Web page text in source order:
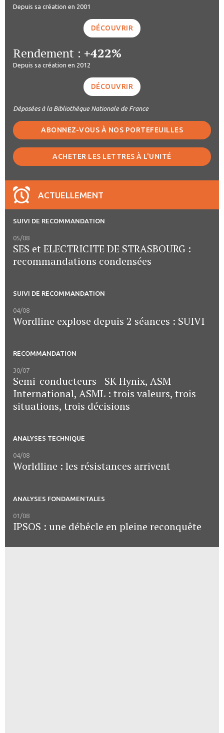
Depuis sa création en 2001
DÉCOUVRIR
Rendement : +422%
Depuis sa création en 2012
DÉCOUVRIR
Déposées à la Bibliothèque Nationale de France
ABONNEZ-VOUS À NOS PORTEFEUILLES
ACHETER LES LETTRES À L'UNITÉ
ACTUELLEMENT
SUIVI DE RECOMMANDATION
05/08
SES et ELECTRICITE DE STRASBOURG :
recommandations condensées
SUIVI DE RECOMMANDATION
04/08
Wordline explose depuis 2 séances : SUIVI
RECOMMANDATION
30/07
Semi-conducteurs - SK Hynix, ASM
International, ASML : trois valeurs, trois
situations, trois décisions
ANALYSES TECHNIQUE
04/08
Worldline : les résistances arrivent
ANALYSES FONDAMENTALES
01/08
IPSOS : une débêcle en pleine reconquête